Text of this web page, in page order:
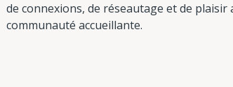
de connexions, de réseautage et de plaisir
communauté accueillante.